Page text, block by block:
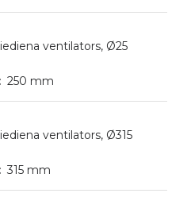
ventilators, Ø25
250 mm
ventilators, Ø315
315 mm